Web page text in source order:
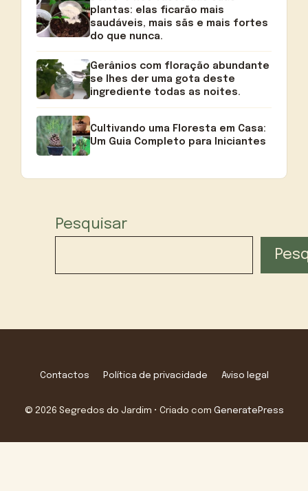
plantas: elas ficarão mais
saudáveis, mais sãs e mais fortes
do que nunca.
Gerânios com floração abundante
se lhes der uma gota deste
ingrediente todas as noites.
Cultivando uma Floresta em Casa:
Um Guia Completo para Iniciantes
Pesquisar
Contactos Política de privacidade Aviso legal
© 2026 Segredos do Jardim • Criado com GeneratePress